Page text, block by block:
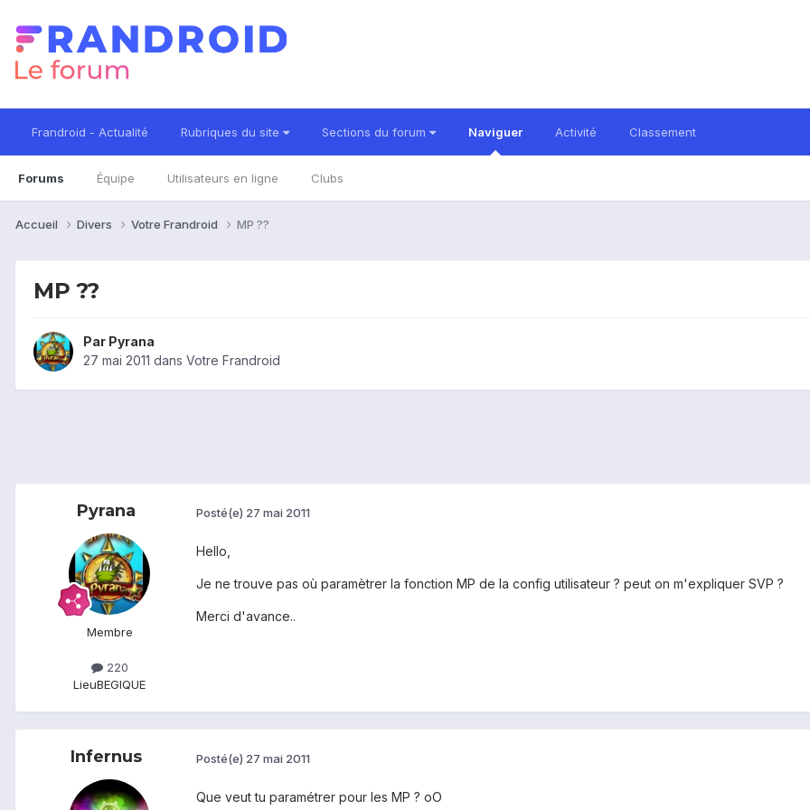
Frandroid - Actualité Rubriques du site Sections du forum Naviguer
Forums Équipe Utilisateurs en ligne Clubs
Activité Classement
Accueil Divers Votre Frandroid MP ??
MP ??
Par Pyrana
27 mai 2011 dans Votre Frandroid
Pyrana
Membre
220
LieuBEGIQUE
Posté(e) 27 mai 2011
Hello,
Je ne trouve pas où paramètrer la fonction MP de la config utilisateur ? peut on m'expliquer SVP ?
Merci d'avance..
Infernus Posté(e) 27 mai 2011
Que veut tu paramétrer pour les MP ? oO